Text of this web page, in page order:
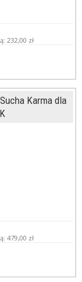
232,00 zł
Karma dla
479,00 zł